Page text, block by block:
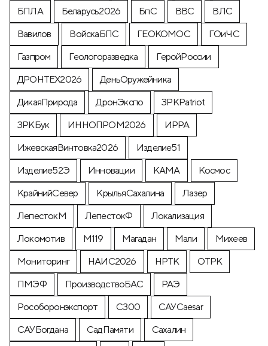
БПЛА
Беларусь2026 БпС ВВС
ВЛС
Вавилов
ВойскаБПС ГЕОКОМОС
ГОиЧС
Газпром
Геологоразведка
ГеройРоссии
ДРОНТЕХ2026
ДеньОружейника
ДикаяПрирода
ДронЭкспо
ЗРКPatriot
ЗРКБук
ИННОПРОМ2026
ИРРА
ИжевскаяВинтовка2026
Изделие51
Изделие52Э
Инновации КАМА
Космос
КрайнийСевер
КрыльяСахалина
Лазер
ЛепестокМ
ЛепестокФ
Локализация
Локомотив
М119 Магадан Мали
Михеев
Мониторинг
НАИС2026 НРТК
ОТРК
ПМЭФ
ПроизводствоБАС
РАЭ
Рособоронэкспорт
С300
САУCaesar
САУБогдана
СадПамяти
Сахалин